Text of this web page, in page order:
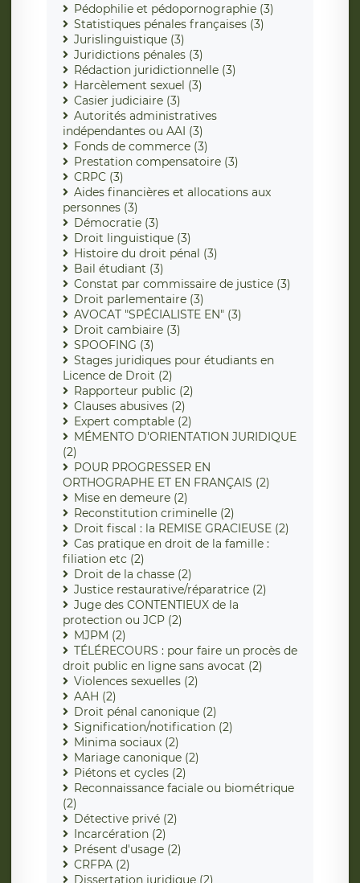
Pédophilie et pédopornographie (3)
Statistiques pénales françaises (3)
Jurislinguistique (3)
Juridictions pénales (3)
Rédaction juridictionnelle (3)
Harcèlement sexuel (3)
Casier judiciaire (3)
Autorités administratives
indépendantes ou AAI (3)
Fonds de commerce (3)
Prestation compensatoire (3)
CRPC (3)
Aides financières et allocations aux
personnes (3)
Démocratie (3)
Droit linguistique (3)
Histoire du droit pénal (3)
Bail étudiant (3)
Constat par commissaire de justice (3)
Droit parlementaire (3)
AVOCAT "SPÉCIALISTE EN" (3)
Droit cambiaire (3)
SPOOFING (3)
Stages juridiques pour étudiants en
Licence de Droit (2)
Rapporteur public (2)
Clauses abusives (2)
Expert comptable (2)
MÉMENTO D'ORIENTATION JURIDIQUE
(2)
POUR PROGRESSER EN
ORTHOGRAPHE ET EN FRANÇAIS (2)
Mise en demeure (2)
Reconstitution criminelle (2)
Droit fiscal : la REMISE GRACIEUSE (2)
Cas pratique en droit de la famille :
filiation etc (2)
Droit de la chasse (2)
Justice restaurative/réparatrice (2)
Juge des CONTENTIEUX de la
protection ou JCP (2)
MJPM (2)
TÉLÉRECOURS : pour faire un procès de
droit public en ligne sans avocat (2)
Violences sexuelles (2)
AAH (2)
Droit pénal canonique (2)
Signification/notification (2)
Minima sociaux (2)
Mariage canonique (2)
Piétons et cycles (2)
Reconnaissance faciale ou biométrique
(2)
Détective privé (2)
Incarcération (2)
Présent d'usage (2)
CRFPA (2)
Dissertation juridique (2)